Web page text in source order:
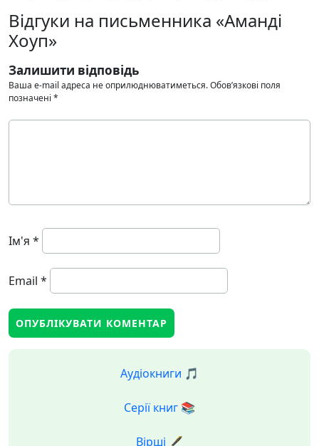
Відгуки на письменника «Аманді
Хоуп»
Залишити відповідь
Ваша e-mail адреса не оприлюднюватиметься.Обов’язкові поля
позначені *
Ім'я *
Email *
Аудіокниги 🎵
Серії книг 📚
Вірші 🖋️